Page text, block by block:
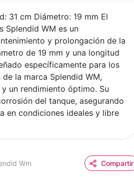
31 cm Diámetro: 19 mm El
Splendid WM es un
y prolongación de la
de 19 mm y una longitud
específicamente para los
la marca Splendid WM,
un rendimiento óptimo. Su
del tanque, asegurando
en condiciones ideales y libre
Wm
Compartir